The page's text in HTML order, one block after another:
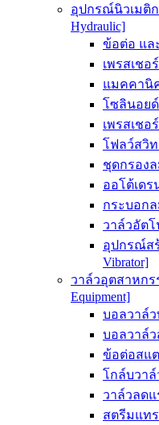
อุปกรณ์นิวเมติก
Hydraulic]
ข้อต่อ แล
เพรสเชอร์
แมคคานิค
โซลินอยด์
เพรสเชอ
โฟลว์สวิท
ชุดกรองล
ออโต้เดร
กระบอกล
วาล์วอัตโ
อุปกรณ์สร้
Vibrator]
วาล์วอุตสาหกร
Equipment]
บอลวาล์ว
บอลวาล์ว
ข้อต่อสแต
โกล์บวาล์
วาล์วลดแ
สตรีมแทร